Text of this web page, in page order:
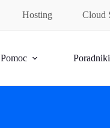
Hosting Cloud
Pomoc Poradniki